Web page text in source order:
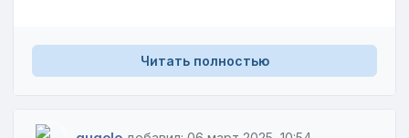
аукционе Gooding за 12,1 миллиона долларов.
Эксперты утверждают, что это рекорд для
Читать полностью